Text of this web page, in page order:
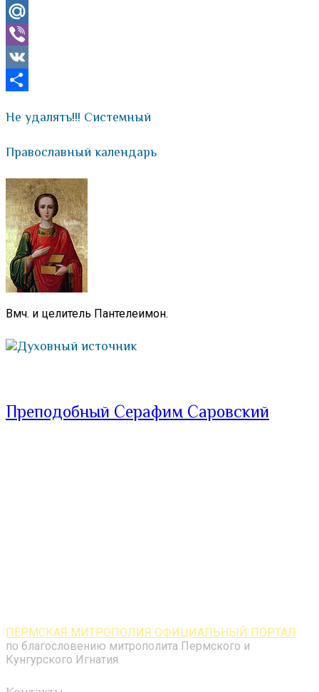
Odnoklassniki
Mail.Ru
Viber
VK
Не удалять!!! Системный
Православный календарь
Вмч. и целитель Пантелеимон.
Духовный источник
Преподобный Серафим Саровский
ПЕРМСКАЯ МИТРОПОЛИЯ ОФИЦИАЛЬНЫЙ ПОРТАЛ
по благословению митрополита Пермского и
Кунгурского Игнатия